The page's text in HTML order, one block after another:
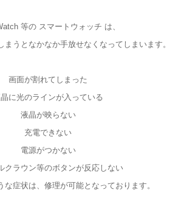
等の スマートウォッチ は、
まうとなかなか手放せなくなってしまいます。
画面が割れてしまった
に光のラインが入っている
液晶が映らない
充電できない
電源がつかない
クラウン等のボタンが反応しない
な症状は、修理が可能となっております。